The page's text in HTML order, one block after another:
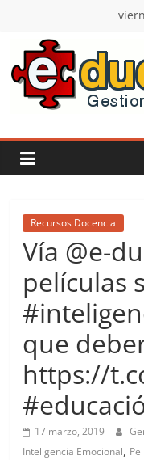
contenido
E-
duco:
Gestión
del
Learn
Do
more.
Be
more.
Recursos Docencia
Vía @e-
películas
que
https://
17 marzo, 2019
Inteligencia Emocional,